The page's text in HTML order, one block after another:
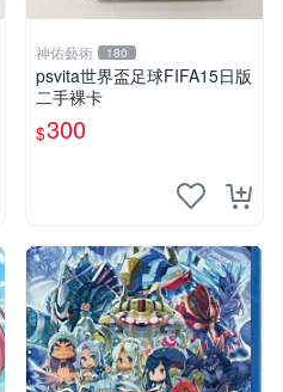
神佑藝術 180
psvita世界盃足球FIFA15日版
二手裸卡
$300